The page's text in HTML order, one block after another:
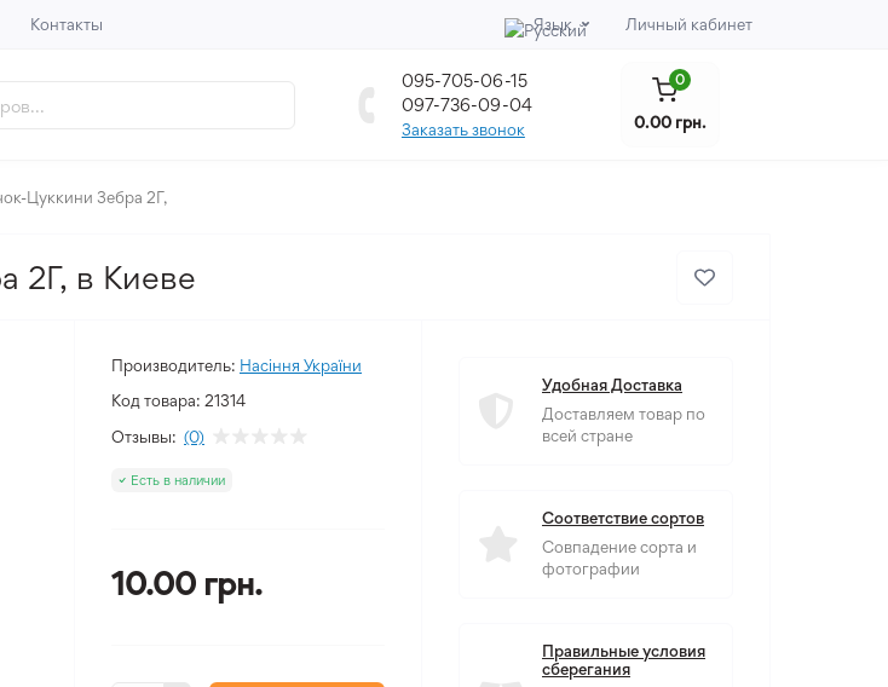
Контакты Язык Личный кабинет
095-705-06-15
097-736-09-04
Заказать звонок
0
0.00 грн.
Цуккини Зебра 2Г,
2Г, в Киеве
Производитель: Насіння України
Код товара: 21314
Отзывы: (0)
Есть в наличии
10.00 грн.
Удобная Доставка
Доставляем товар по
всей стране
Соответствие сортов
Совпадение сорта и
фотографии
Правильные условия
сберегания